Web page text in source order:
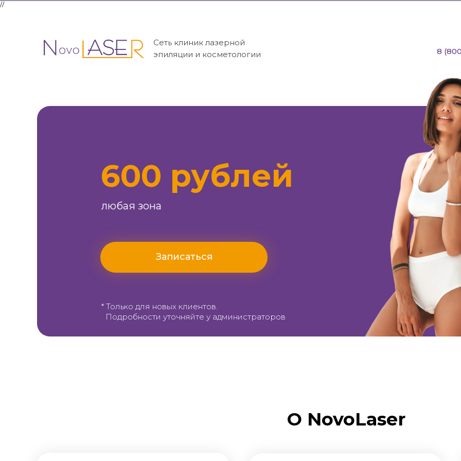
//
Сеть клиник лазерной
эпиляции и косметологии
Записаться
любая зона
* Только для новых клиентов.
600 рублей
8
Подробности уточняйте у администраторов
О NovoLaser
лечения, учитывая
Уже 8 лет дарим эффективную